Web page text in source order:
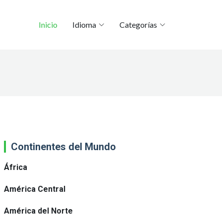
Inicio Idioma Categorías
Continentes del Mundo
África
América Central
América del Norte